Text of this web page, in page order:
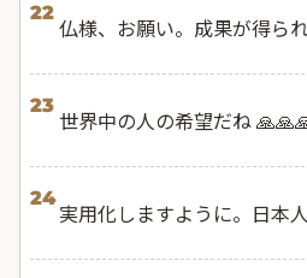
22
仏様、お願い。成果が得ら
23
世界中の人の希望だね
24
実用化しますように。日本